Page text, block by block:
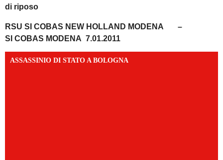
di riposo
RSU SI COBAS NEW HOLLAND MODENA –
SI COBAS MODENA 7.01.2011
ASSASSINIO DI STATO A BOLOGNA